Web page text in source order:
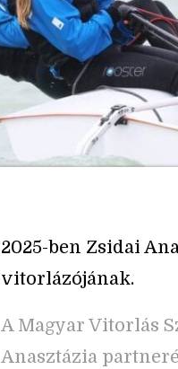
2025-ben Zsidai
vitorlázójának.
A Magyar Vitorlás
Anasztázia